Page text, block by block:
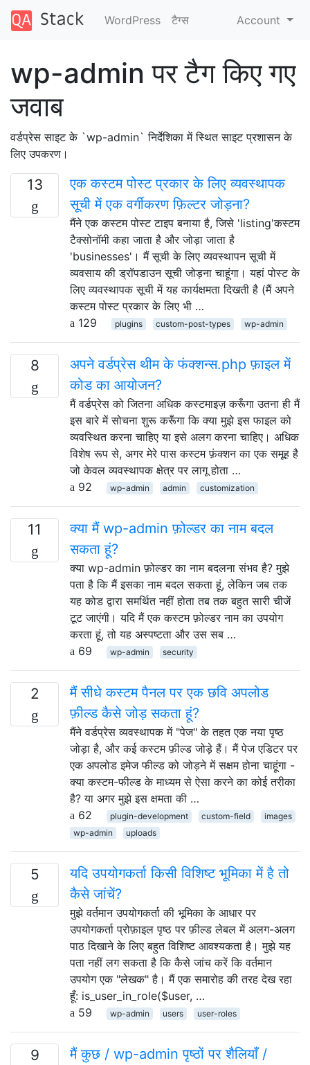
WordPress टैग्‍स Account
wp-admin पर टैग किए गए
जवाब
वर्डप्रेस साइट के `wp-admin` निर्देशिका में स्थित साइट प्रशासन के
लिए उपकरण।
13
एक कस्टम पोस्ट प्रकार के लिए व्यवस्थापक
सूची में एक वर्गीकरण फ़िल्टर जोड़ना?
मैंने एक कस्टम पोस्ट टाइप बनाया है, जिसे 'listing'कस्टम
टैक्सोनॉमी कहा जाता है और जोड़ा जाता है
'businesses'। मैं सूची के लिए व्यवस्थापन सूची में
व्यवसाय की ड्रॉपडाउन सूची जोड़ना चाहूंगा। यहां पोस्ट के
लिए व्यवस्थापक सूची में यह कार्यक्षमता दिखती है (मैं अपने
कस्टम पोस्ट प्रकार के लिए भी …
129
plugins custom-post-types wp-admin
8
अपने वर्डप्रेस थीम के फंक्शन्स.php फ़ाइल में
कोड का आयोजन?
मैं वर्डप्रेस को जितना अधिक कस्टमाइज़ करूँगा उतना ही मैं
इस बारे में सोचना शुरू करूँगा कि क्या मुझे इस फाइल को
व्यवस्थित करना चाहिए या इसे अलग करना चाहिए। अधिक
विशेष रूप से, अगर मेरे पास कस्टम फ़ंक्शन का एक समूह है
जो केवल व्यवस्थापक क्षेत्र पर लागू होता …
92
wp-admin admin customization
11
क्या मैं wp-admin फ़ोल्डर का नाम बदल
सकता हूं?
क्या wp-admin फ़ोल्डर का नाम बदलना संभव है? मुझे
पता है कि मैं इसका नाम बदल सकता हूं, लेकिन जब तक
यह कोड द्वारा समर्थित नहीं होता तब तक बहुत सारी चीजें
टूट जाएंगी। यदि मैं एक कस्टम फ़ोल्डर नाम का उपयोग
करता हूं, तो यह अस्पष्टता और उस सब …
69
wp-admin security
2
मैं सीधे कस्टम पैनल पर एक छवि अपलोड
फ़ील्ड कैसे जोड़ सकता हूं?
मैंने वर्डप्रेस व्यवस्थापक में "पेज" के तहत एक नया पृष्ठ
जोड़ा है, और कई कस्टम फ़ील्ड जोड़े हैं। मैं पेज एडिटर पर
एक अपलोड इमेज फील्ड को जोड़ने में सक्षम होना चाहूंगा -
क्या कस्टम-फील्ड के माध्यम से ऐसा करने का कोई तरीका
है? या अगर मुझे इस क्षमता की …
62
plugin-development custom-field
images
wp-admin
uploads
5
यदि उपयोगकर्ता किसी विशिष्ट भूमिका में है तो
कैसे जांचें?
मुझे वर्तमान उपयोगकर्ता की भूमिका के आधार पर
उपयोगकर्ता प्रोफ़ाइल पृष्ठ पर फ़ील्ड लेबल में अलग-अलग
पाठ दिखाने के लिए बहुत विशिष्ट आवश्यकता है। मुझे यह
पता नहीं लग सकता है कि कैसे जांच करें कि वर्तमान
उपयोग एक "लेखक" है। मैं एक समारोह की तरह देख रहा
हूँ: is_user_in_role($user, …
59
wp-admin users user-roles
9
मैं कुछ / wp-admin पृष्ठों पर शैलियाँ /